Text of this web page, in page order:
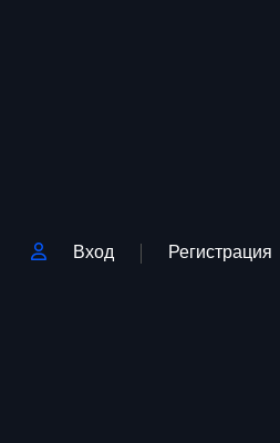
Вход Регистрация